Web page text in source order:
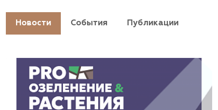
Новости События Публикации